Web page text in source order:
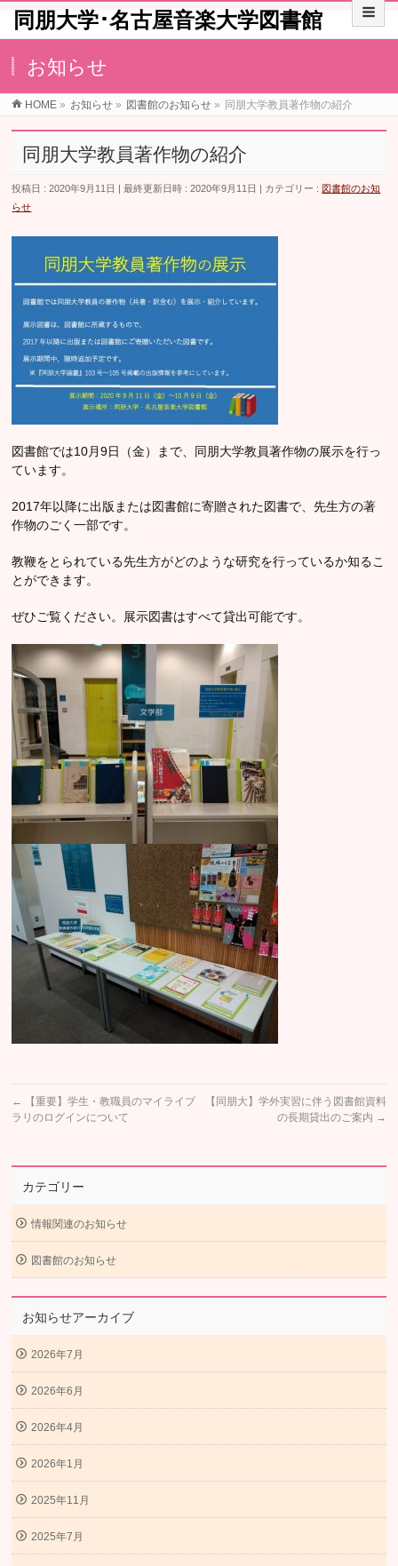
同朋大学･名古屋音楽大学図書館
お知らせ
HOME » お知らせ » 図書館のお知らせ » 同朋大学教員著作物の紹介
同朋大学教員著作物の紹介
投稿日 : 2020年9月11日 最終更新日時 : 2020年9月11日 カテゴリー : 図書館のお知
らせ
図書館では10月9日（金）まで、同朋大学教員著作物の展示を行っ
ています。
2017年以降に出版または図書館に寄贈された図書で、先生方の著
作物のごく一部です。
教鞭をとられている先生方がどのような研究を行っているか知るこ
とができます。
ぜひご覧ください。展示図書はすべて貸出可能です。
←
【重要】学生・教職員のマイライブ
ラリのログインについて
【同朋大】学外実習に伴う図書館資料
の長期貸出のご案内 →
カテゴリー
情報関連のお知らせ
図書館のお知らせ
お知らせアーカイブ
2026年7月
2026年6月
2026年4月
2026年1月
2025年11月
2025年7月